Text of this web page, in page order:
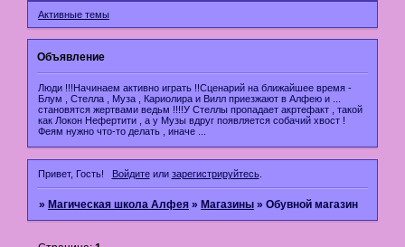
Активные темы
Объявление
Люди !!!Начинаем активно играть !!Сценарий на ближайшее время -
Блум , Стелла , Муза , Кариолира и Вилл приезжают в Алфею и ...
становятся жертвами ведьм !!!!У Стеллы пропадает акртефакт , такой
как Локон Нефертити , а у Музы вдруг появляется собачий хвост !
Феям нужно что-то делать , иначе ...
Привет, Гость! Войдитеили зарегистрируйтесь.
» Магическая школа Алфея » Магазины »Обувной магазин